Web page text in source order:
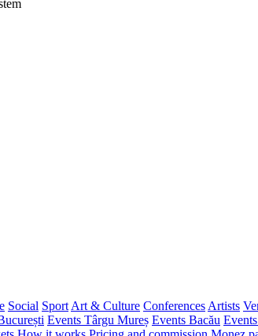
Social Sport Art & Culture Conferences Artists
Events Târgu Mureș Events Bacău